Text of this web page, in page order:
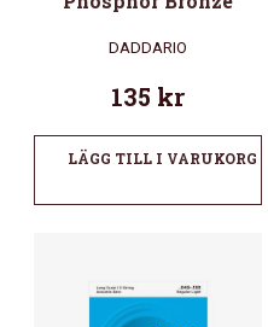
DADDARIO
135 kr
LÄGG TILL I VARUKORG